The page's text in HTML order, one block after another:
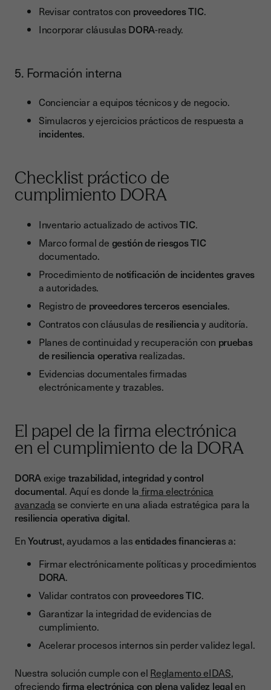
Revisar contratos con proveedores TIC.
Incorporar cláusulas DORA-ready.
5. Formación interna
Concienciar a equipos técnicos y de negocio.
Simulacros y ejercicios prácticos de respuesta a
incidentes.
Checklist práctico de
cumplimiento DORA
Inventario actualizado de activosTIC.
Marco formal de gestión de riesgos TIC
documentado.
Procedimiento de notificación de incidentes graves
a autoridades.
Registro de proveedores terceros esenciales.
Contratos con cláusulas de resilienciay auditoría.
Planes de continuidad y recuperación con pruebas
de resiliencia operativa realizadas.
Evidencias documentales firmadas
electrónicamente y trazables.
El papel de la firma electrónica
en el cumplimiento de la DORA
DORAexige trazabilidad, integridad y control
documental. Aquí es donde la firma electrónica
avanzada se convierte en una aliada estratégica para la
resiliencia operativa digital.
EnYoutrust, ayudamos a lasentidades financieras a:
Firmar electrónicamente políticas y procedimientos
DORA.
Validar contratos con proveedores TIC.
Garantizar la integridad de evidencias de
cumplimiento.
Acelerar procesos internos sin perder validez legal.
Nuestra solución cumple con el Reglamento eIDAS,
ofreciendofirma electrónica con plena validez legalen